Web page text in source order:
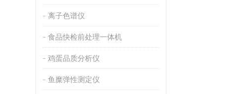
离子色谱仪
食品快检前处理一体机
鸡蛋品质分析仪
鱼糜弹性测定仪